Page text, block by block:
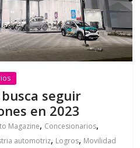
seguir
en 2023
Magazine, Concesionarios,
automotriz, Logros, Movilidad